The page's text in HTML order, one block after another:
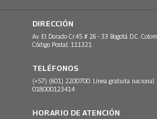
DIRECCIÓN
Av. El Dorado Cr.45 # 26 - 33 Bogotá D.C.
Código Postal: 111321
TELÉFONOS
(+57) (601) 2200700. Línea gratuita nacional:
018000123414
HORARIO DE ATENCIÓN